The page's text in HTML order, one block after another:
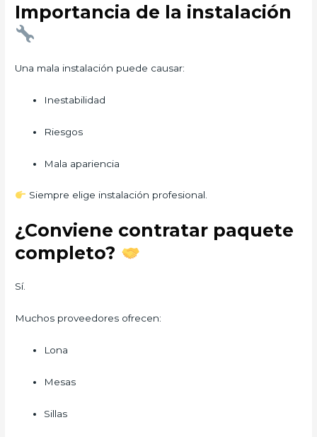
Importancia de la instalación
Una mala instalación puede causar:
Inestabilidad
Riesgos
Mala apariencia
Siempre elige instalación profesional.
¿Conviene contratar paquete
completo?
Sí.
Muchos proveedores ofrecen:
Lona
Mesas
Sillas